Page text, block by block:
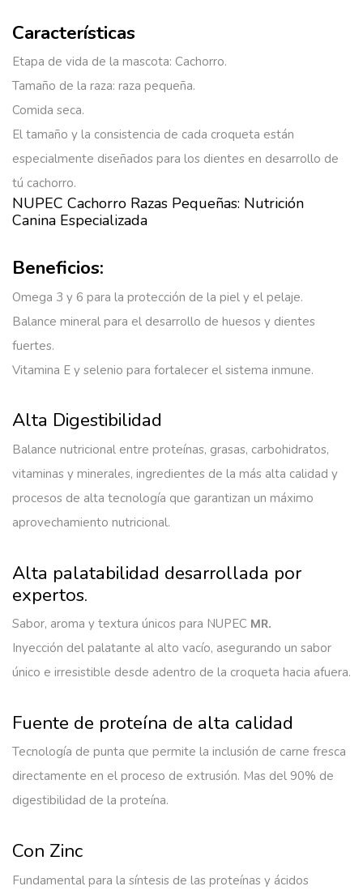
Características
Etapa de vida de la mascota: Cachorro.
Tamaño de la raza: raza pequeña.
Comida seca.
El tamaño y la consistencia de cada croqueta están
especialmente diseñados para los dientes en desarrollo de
tú cachorro.
NUPEC Cachorro Razas Pequeñas: Nutrición
Canina Especializada
Beneficios:
Omega 3 y 6 para la protección de la piel y el pelaje.
Balance mineral para el desarrollo de huesos y dientes
fuertes.
Vitamina E y selenio para fortalecer el sistema inmune.
Alta Digestibilidad
Balance nutricional entre proteínas, grasas, carbohidratos,
vitaminas y minerales, ingredientes de la más alta calidad y
procesos de alta tecnología que garantizan un máximo
aprovechamiento nutricional.
Alta palatabilidad desarrollada por
expertos.
Sabor, aroma y textura únicos para NUPEC MR.
Inyección del palatante al alto vacío, asegurando un sabor
único e irresistible desde adentro de la croqueta hacia afuera.
Fuente de proteína de alta calidad
Tecnología de punta que permite la inclusión de carne fresca
directamente en el proceso de extrusión. Mas del 90% de
digestibilidad de la proteína.
Con Zinc
Fundamental para la síntesis de las proteínas y ácidos